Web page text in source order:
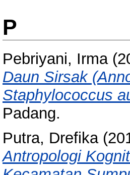
P
Pebriyani, Irma
Daun Sirsak
Staphylococcus
Padang.
Putra, Drefika
Antropologi